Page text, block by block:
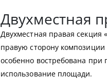
Двухместная
Двухместная правая секция
правую сторону
особенно востребована
использование площади.